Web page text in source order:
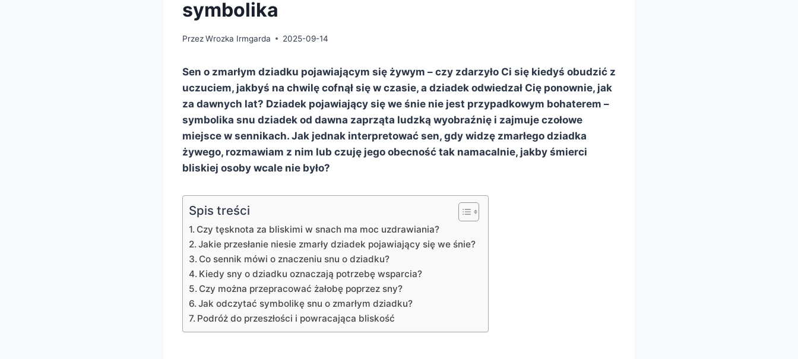
symbolika
PrzezWrozka Irmgarda 2025-09-14
Sen o zmarłym dziadku pojawiającym się żywym – czy zdarzyło Ci się kiedyś obudzić z
uczuciem, jakbyś na chwilę cofnął się w czasie, a dziadek odwiedzał Cię ponownie, jak
za dawnych lat? Dziadek pojawiający się we śnie nie jest przypadkowym bohaterem –
symbolika snu dziadek od dawna zaprząta ludzką wyobraźnię i zajmuje czołowe
miejsce w sennikach. Jak jednak interpretować sen, gdy widzę zmarłego dziadka
żywego, rozmawiam z nim lub czuję jego obecność tak namacalnie, jakby śmierci
bliskiej osoby wcale nie było?
Spis treści
Czy tęsknota za bliskimi w snach ma moc uzdrawiania?
Jakie przesłanie niesie zmarły dziadek pojawiający się we śnie?
Co sennik mówi o znaczeniu snu o dziadku?
Kiedy sny o dziadku oznaczają potrzebę wsparcia?
Czy można przepracować żałobę poprzez sny?
Jak odczytać symbolikę snu o zmarłym dziadku?
Podróż do przeszłości i powracająca bliskość